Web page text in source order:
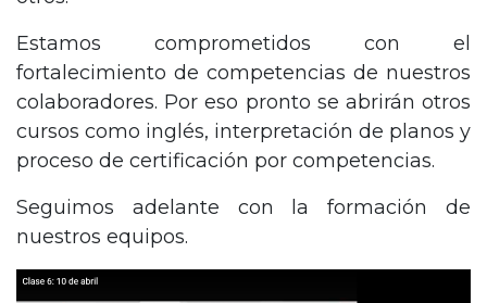
Estamos comprometidos con el
fortalecimiento de competencias de nuestros
colaboradores. Por eso pronto se abrirán otros
cursos como inglés, interpretación de planos y
proceso de certificación por competencias.
Seguimos adelante con la formación de
nuestros equipos.